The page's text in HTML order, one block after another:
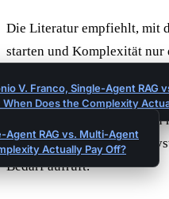
Die Literatur empfiehlt, mit
starten und Komplexität nur
einfachere Stufe das
V. Franco, Single-Agent RAG
When Does the Complexity
der Enterprise-AI-
2026 hybride Architekturen
Agent RAG vs. Multi-Agent
Actually Pay Off?
meistens ein agentisches
Bedarf aufruft.